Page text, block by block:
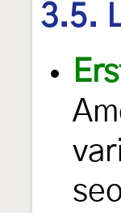
3.5.